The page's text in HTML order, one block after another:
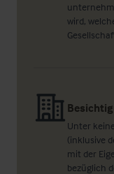
wird,
Unter
(inklusive
mit der
bezüglich